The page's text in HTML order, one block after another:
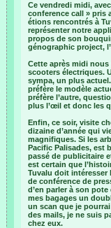
Ce vendredi midi,
conference call » pris
étions rencontrés à
représenter notre
propos de son
génographic project,
Cette après midi
scooters électriques.
sympa, un plus
préfère le modèle
préfère l’autre,
plus l’œil et donc les
Enfin, ce soir, visite
dizaine d’année qui
magnifiques. Si les
Pacific Palisades, est
passé de publicitaire
est certain que
Tuvalu doit intéresser
de conférence de
d’en parler à son
mes bagages un
un scan que je
des mails, je ne suis
chez eux.